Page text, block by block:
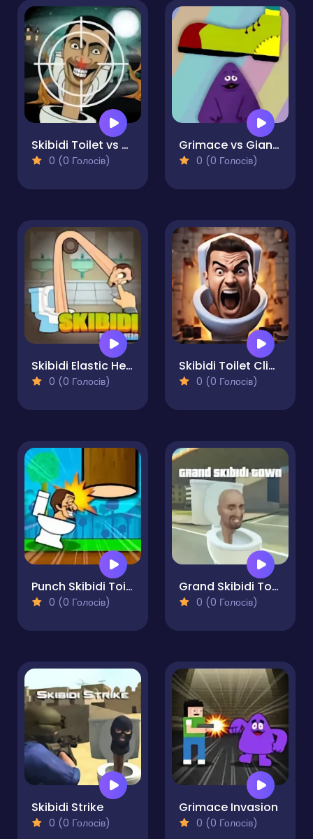
Skibidi Toilet vs Camer Man
0 (0 Голосів)
Grimace vs Giant Clown Shoes
0 (0 Голосів)
Skibidi Elastic Head
0 (0 Голосів)
Skibidi Toilet Clicker
0 (0 Голосів)
Punch Skibidi Toilets
0 (0 Голосів)
Grand Skibidi Town
0 (0 Голосів)
Skibidi Strike
0 (0 Голосів)
Grimace Invasion
0 (0 Голосів)